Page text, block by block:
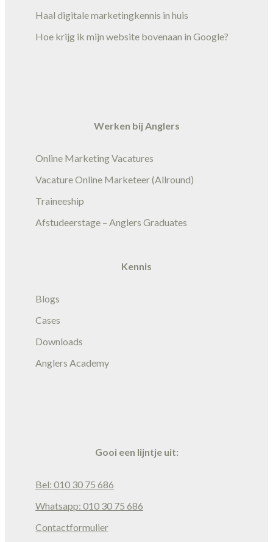
Haal digitale marketingkennis in huis
Hoe krijg ik mijn website bovenaan in Google?
Werken bij Anglers
Online Marketing Vacatures
Vacature Online Marketeer (Allround)
Traineeship
Afstudeerstage – Anglers Graduates
Kennis
Blogs
Cases
Downloads
Anglers Academy
Gooi een lijntje uit:
Bel: 010 30 75 686
Whatsapp: 010 30 75 686
Contactformulier